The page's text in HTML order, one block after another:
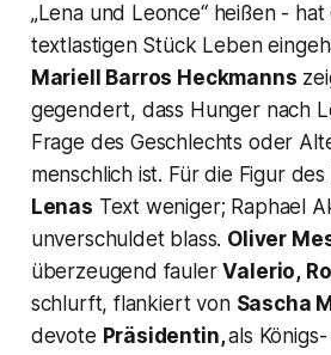
„Lena und Leonce“heißen - hat
textlastigen Stück Leben
Mariell Barros Heckmanns
gegendert, dass Hunger nach
Frage des Geschlechts oder
menschlich ist. Für die Figur des
Lenas Text weniger; Raphael
unverschuldet blass. Oliver
überzeugend faulerValerio,
schlurft, flankiert von Sascha
devote Präsidentin,als